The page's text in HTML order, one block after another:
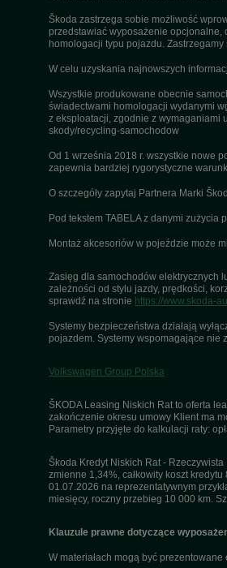
Škoda zastrzega sobie możliwość
przedstawiać wyposażenie opcjonalne,
homologacji typu pojazdu.
W celu uzyskania najnowszych
Wszystkie produkowane obecnie
świadectwami homologacji wydanymi
z eksploatacji, zgodnie z wymaganiami
skody/recycling-samochodow
Od 1 września 2018 r. wszystkie nowe
zapewnia bardziej rygorystyczne
O szczegóły zapytaj Partnera Marki
Pod tekstem TABELA z danymi
Montaż akcesoriów w pojeździe może
Zasięg dla samochodów elektrycznych
zależności od stylu jazdy, prędkości,
sprawdź na stronie https://www.skoda-
Systemy bezpieczeństwa działają
pojazdem. Systemy wspomagające nie
Volkswagen Group Polska
ŠKODA Leasing Niskich Rat to oferta
zakończenie okresu umowy Klient ma
Parametry przyjęte do kalkulacji raty:
Škoda Kredyt Niskich Rat -
zmienne 1,34%, całkowity koszt
01.07.2026 na reprezentatywnym
miesięcy, roczny przebieg 10 000 km.
Klauzule prawne dotyczące
W materiałach mogą być